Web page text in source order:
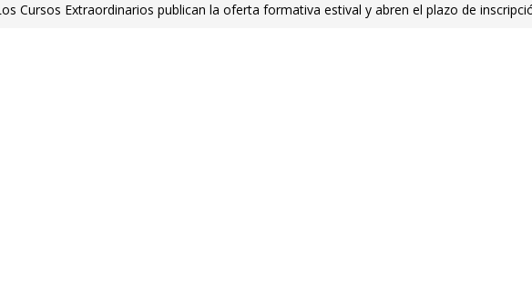
Cursos Extraordinarios publican la oferta formativa estival y abren el plazo de